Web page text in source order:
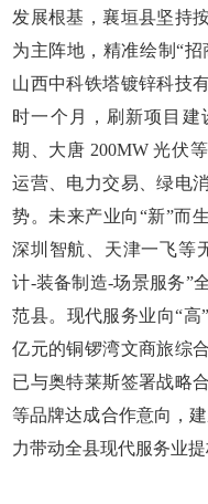
发展根基，襄垣县坚持
为主阵地，精准绘制“
山西中科铁塔镀锌科技
时一个月，刷新项目建
期、大唐 200MW 光伏
运营、电力交易、绿电
势。未来产业向“新”而
深圳智航、天津一飞等
计-装备制造-场景服务”
范县。现代服务业向“高
亿元的铜锣湾文商旅综
已与奥特莱斯签署战略
等品牌达成合作意向，
力带动全县现代服务业提